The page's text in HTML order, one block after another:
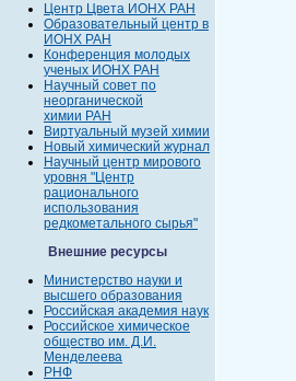
Центр Цвета ИОНХ РАН
Образовательный центр в
ИОНХ РАН
Конференция молодых
ученых ИОНХ РАН
Научный совет по
неорганической
химии РАН
Виртуальный музей химии
Новый химический журнал
Научный центр мирового
уровня "Центр
рационального
использования
редкометального сырья"
Внешние ресурсы
Министерство науки и
высшего образования
Российская академия наук
Российское химическое
общество им. Д.И.
Менделеева
РНФ